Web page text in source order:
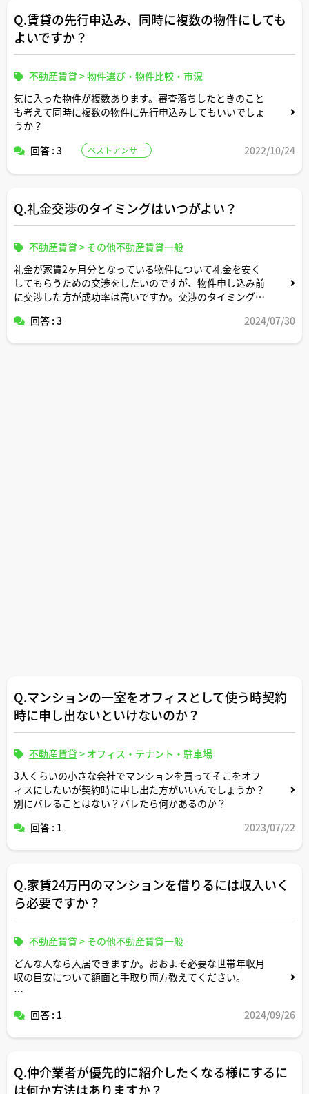
Q.賃貸の先行申込み、同時に複数の物件にしても
よいですか？
不動産賃貸 >物件選び・物件比較・市況
気に入った物件が複数あります。審査落ちしたときのこと
も考えて同時に複数の物件に先行申込みしてもいいでしょ
うか？
回答 : 3
ベストアンサー 2022/10/24
Q.礼金交渉のタイミングはいつがよい？
不動産賃貸 > その他不動産賃貸一般
礼金が家賃2ヶ月分となっている物件について礼金を安く
してもらうための交渉をしたいのですが、物件申し込み前
に交渉した方が成功率は高いですか。交渉のタイミングは
回答 : 3 2024/07/30
Q.マンションの一室をオフィスとして使う時契約
時に申し出ないといけないのか？
不動産賃貸 > オフィス・テナント・駐車場
3人くらいの小さな会社でマンションを買ってそこをオフ
ィスにしたいが契約時に申し出た方がいいんでしょうか？
別にバレることはない？バレたら何かあるのか？
回答 : 1
2023/07/22
Q.家賃24万円のマンションを借りるには収入いく
ら必要ですか？
不動産賃貸 > その他不動産賃貸一般
どんな人なら入居できますか。おおよそ必要な世帯年収月
収の目安について額面と手取り両方教えてください。
当な形で条件設定してシミュレーション頂けますと幸いで
回答 : 1 2024/09/26
Q.仲介業者が優先的に紹介したくなる様にするに
は何か方法はありますか？